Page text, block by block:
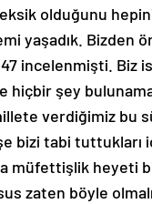
olduğunu
yaşadık. Bizden
incelenmişti. Biz
şey
verdiğimiz bu
bizi tabi tuttukları
müfettişlik heyeti
zaten böyle